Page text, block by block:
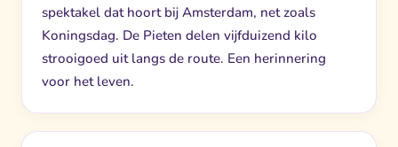
spektakel dat hoort bij Amsterdam, net zoals
Koningsdag. De Pieten delen vijfduizend kilo
strooigoed uit langs de route. Een herinnering
voor het leven.